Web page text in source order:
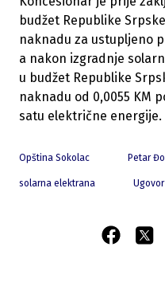
budžet Republike
naknadu za ustupljeno
a nakon izgradnje
u budžet Republike
naknadu od 0,0055 KM
satu električne energije.
Opština Sokolac Petar
solarna elektrana